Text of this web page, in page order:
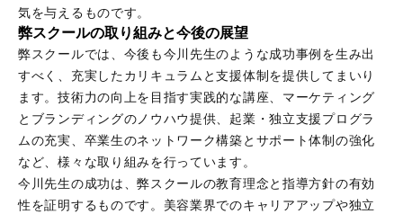
気を与えるものです。
弊スクールの取り組みと今後の展望
弊スクールでは、今後も今川先生のような成功事例を生み出
すべく、充実したカリキュラムと支援体制を提供してまいり
ます。技術力の向上を目指す実践的な講座、マーケティング
とブランディングのノウハウ提供、起業・独立支援プログラ
ムの充実、卒業生のネットワーク構築とサポート体制の強化
など、様々な取り組みを行っています。
今川先生の成功は、弊スクールの教育理念と指導方針の有効
性を証明するものです。美容業界でのキャリアアップや独立